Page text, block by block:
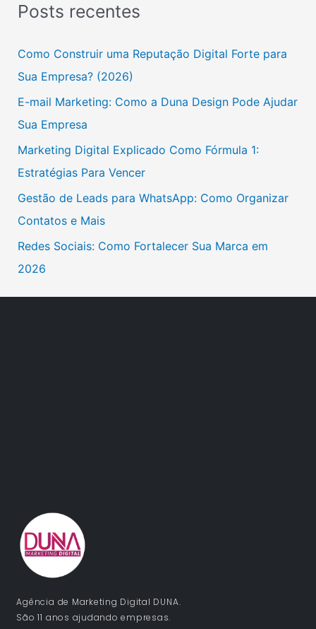
q
a
r
p
o
r
:
Posts recentes
Como Construir uma Reputação Digital Forte para
Sua Empresa? (2026)
E-mail Marketing: Como a Duna Design Pode Ajudar
Sua Empresa
Marketing Digital Explicado Como Fórmula 1:
Estratégias Para Vencer
Gestão de Leads para WhatsApp: Como Organizar
Contatos e Mais
Redes Sociais: Como Fortalecer Sua Marca em
2026
Agência de Marketing Digital DUNA.
São 11 anos ajudando empresas.